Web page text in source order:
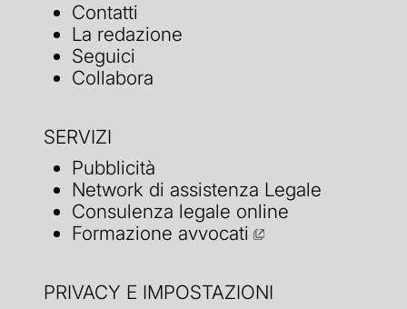
Contatti
La redazione
Seguici
Collabora
SERVIZI
Pubblicità
Network di assistenza Legale
Consulenza legale online
Formazione avvocati
PRIVACY E IMPOSTAZIONI